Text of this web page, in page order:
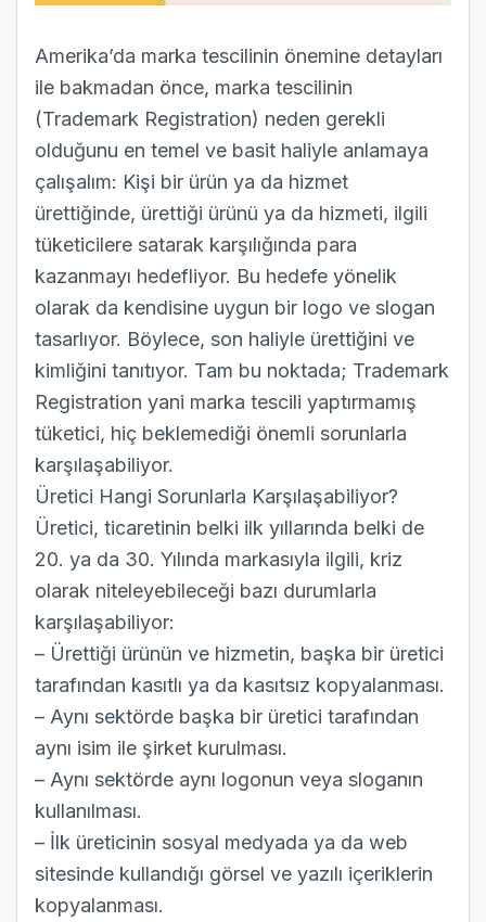
Amerika’da marka tescilinin önemine detayları
ile bakmadan önce, marka tescilinin
(Trademark Registration) neden gerekli
olduğunu en temel ve basit haliyle anlamaya
çalışalım: Kişi bir ürün ya da hizmet
ürettiğinde, ürettiği ürünü ya da hizmeti, ilgili
tüketicilere satarak karşılığında para
kazanmayı hedefliyor. Bu hedefe yönelik
olarak da kendisine uygun bir logo ve slogan
tasarlıyor. Böylece, son haliyle ürettiğini ve
kimliğini tanıtıyor. Tam bu noktada; Trademark
Registration yani marka tescili yaptırmamış
tüketici, hiç beklemediği önemli sorunlarla
karşılaşabiliyor.
Üretici Hangi Sorunlarla Karşılaşabiliyor?
Üretici, ticaretinin belki ilk yıllarında belki de
20. ya da 30. Yılında markasıyla ilgili, kriz
olarak niteleyebileceği bazı durumlarla
karşılaşabiliyor:
– Ürettiği ürünün ve hizmetin, başka bir üretici
tarafından kasıtlı ya da kasıtsız kopyalanması.
– Aynı sektörde başka bir üretici tarafından
aynı isim ile şirket kurulması.
– Aynı sektörde aynı logonun veya sloganın
kullanılması.
– İlk üreticinin sosyal medyada ya da web
sitesinde kullandığı görsel ve yazılı içeriklerin
kopyalanması.